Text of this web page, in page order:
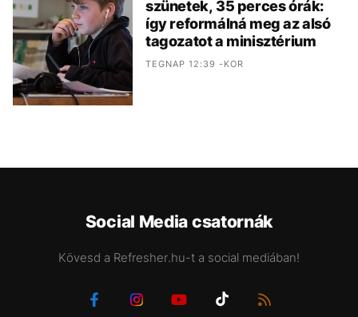
szünetek, 35 perces órák:
így reformálná meg az alsó
tagozatot a minisztérium
TEGNAP 12:39 -KOR
Social Media csatornák
Kövesd a Refresher.hu-t a social mediában!